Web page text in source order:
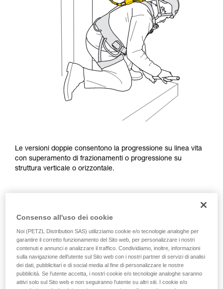
Le versioni doppie consentono la progressione su linea vita
con superamento di frazionamenti o progressione su
struttura verticale o orizzontale.
Consenso all'uso dei cookie
Noi (PETZL Distribution SAS) utilizziamo cookie e/o tecnologie analoghe per
garantire il corretto funzionamento del Sito web, per personalizzare i nostri
contenuti e annunci e analizzare il traffico. Condividiamo, inoltre, informazioni
sulla navigazione dell’utente sul Sito web con i nostri partner di servizi di analisi
dei dati, pubblicitari e di social media al fine di personalizzare le nostre
pubblicità. Se l’utente accetta, i nostri cookie e/o tecnologie analoghe saranno
attivi solo sul Sito web e non seguiranno l’utente su altri siti. I cookie e/o